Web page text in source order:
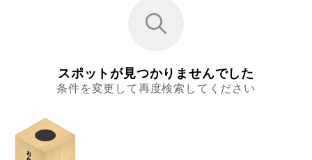
スポットが見つかりませんでした
条件を変更して再度検索してください